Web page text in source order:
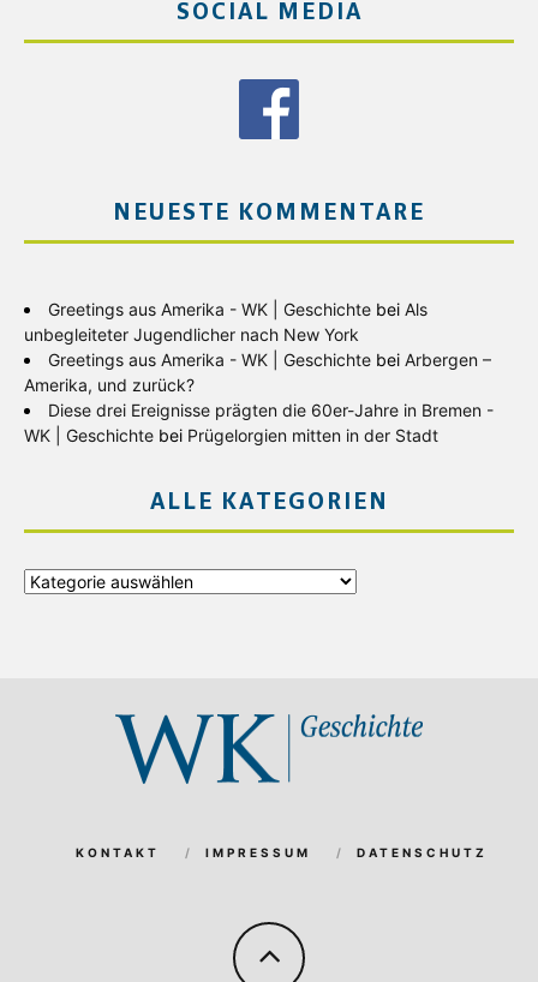
SOCIAL MEDIA
NEUESTE KOMMENTARE
Greetings aus Amerika - WK | Geschichte bei Als
unbegleiteter Jugendlicher nach New York
Greetings aus Amerika - WK | Geschichte bei Arbergen –
Amerika, und zurück?
Diese drei Ereignisse prägten die 60er-Jahre in Bremen -
WK | Geschichte bei Prügelorgien mitten in der Stadt
ALLE KATEGORIEN
Alle
KONTAKT IMPRESSUM DATENSCHUTZ